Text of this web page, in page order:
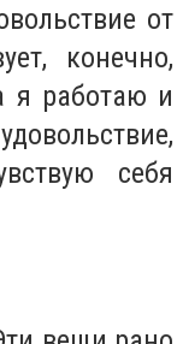
от
конечно,
я работаю и
себя